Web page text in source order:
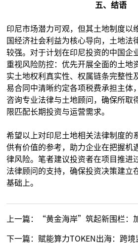
五、结语
印尼市场潜力可观，但其土地制度以
国经济社会利益为核心导向，土地法
较强。对于计划在印尼投资的中国企
重视风险防控：优先开展全面的土地
实土地权利真实性、权属链条完整性
易合同中清晰约定各项税费承担主体
咨询专业法律与土地顾问，确保所取
限匹配长期投资与运营需求。
希望以上对印尼土地相关法律制度的
供有价值的参考，助力企业在把握机
律风险。笔者建议投资者在项目推进
法律顾问的支持，确保投资决策建立
基础上。
上一篇： “黄金海岸”筑起新围栏：加纳矿业投
下一篇： 赋能算力TOKEN出海：跨